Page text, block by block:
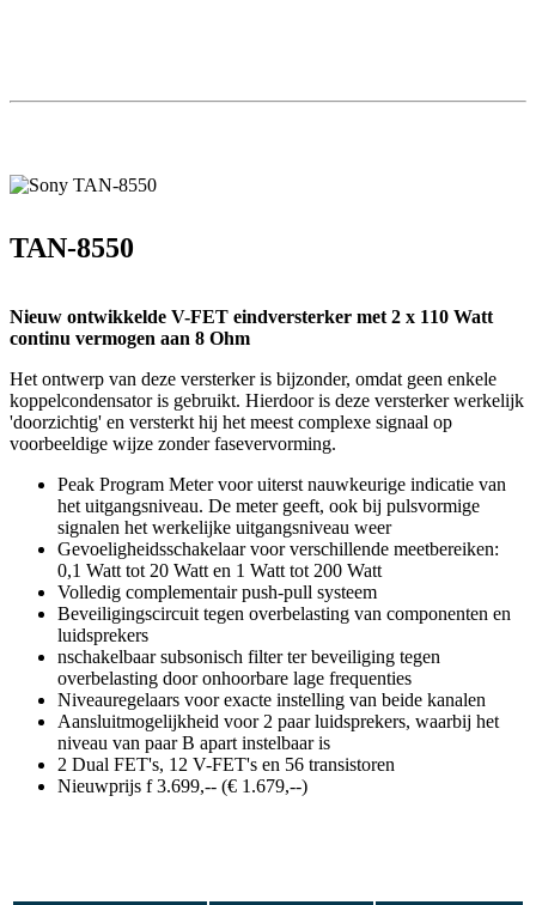
TAN-8550
Nieuw ontwikkelde V-FET eindversterker met 2 x 110 Watt
continu vermogen aan 8 Ohm
Het ontwerp van deze versterker is bijzonder, omdat geen enkele
koppelcondensator is gebruikt. Hierdoor is deze versterker werkelijk
'doorzichtig' en versterkt hij het meest complexe signaal op
voorbeeldige wijze zonder fasevervorming.
Peak Program Meter voor uiterst nauwkeurige indicatie van
het uitgangsniveau. De meter geeft, ook bij pulsvormige
signalen het werkelijke uitgangsniveau weer
Gevoeligheidsschakelaar voor verschillende meetbereiken:
0,1 Watt tot 20 Watt en 1 Watt tot 200 Watt
Volledig complementair push-pull systeem
Beveiligingscircuit tegen overbelasting van componenten en
luidsprekers
nschakelbaar subsonisch filter ter beveiliging tegen
overbelasting door onhoorbare lage frequenties
Niveauregelaars voor exacte instelling van beide kanalen
Aansluitmogelijkheid voor 2 paar luidsprekers, waarbij het
niveau van paar B apart instelbaar is
2 Dual FET's, 12 V-FET's en 56 transistoren
Nieuwprijs f 3.699,-- (€ 1.679,--)